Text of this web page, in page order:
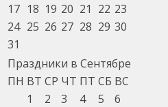
17 18 19 20 21 22 23
24 25 26 27 28 29 30
31
Праздники в Сентябре
ПН ВТ СР ЧТ ПТ СБ ВС
1
2 3 4 5
6